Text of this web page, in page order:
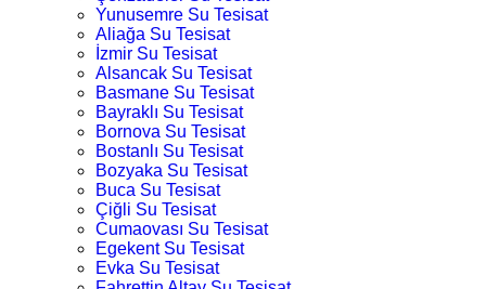
Yunusemre Su Tesisat
Aliağa Su Tesisat
İzmir Su Tesisat
Alsancak Su Tesisat
Basmane Su Tesisat
Bayraklı Su Tesisat
Bornova Su Tesisat
Bostanlı Su Tesisat
Bozyaka Su Tesisat
Buca Su Tesisat
Çiğli Su Tesisat
Cumaovası Su Tesisat
Egekent Su Tesisat
Evka Su Tesisat